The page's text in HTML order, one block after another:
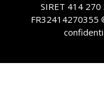
SIRET 414
FR32414270355